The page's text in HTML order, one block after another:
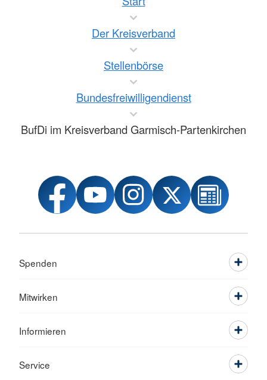
Der Kreisverband
Stellenbörse
Bundesfreiwilligendienst
BufDi im Kreisverband Garmisch-Partenkirchen
Spenden
Mitwirken
Informieren
Service